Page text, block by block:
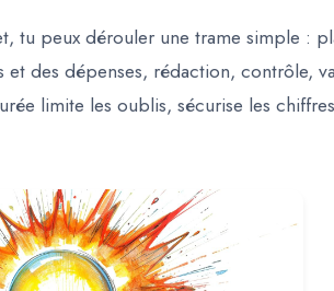
tu peux dérouler une trame simple :
et des dépenses, rédaction, contrôle,
limite les oublis, sécurise les